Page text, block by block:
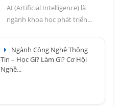
AI (Artificial Intelligence) là
ngành khoa học phát triển...
Ngành Công Nghệ Thông
Tin – Học Gì? Làm Gì? Cơ Hội
Nghề...